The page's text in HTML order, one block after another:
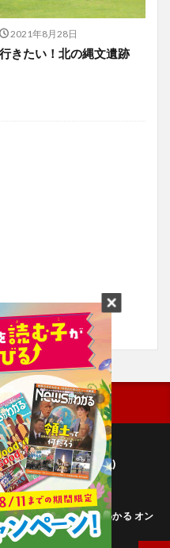
2021年8月28日
行きたい！北の縄文遺跡
リシー(毎日新聞出版)
(毎日新聞社)
ス雑誌「ニュースがわかる オン
.